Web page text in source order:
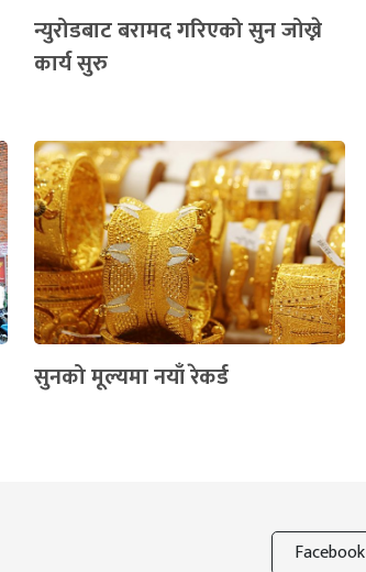
न्युरोडबाट बरामद गरिएको सुन जोख्ने
कार्य सुरु
सुनको मूल्यमा नयाँ रेकर्ड
Facebook